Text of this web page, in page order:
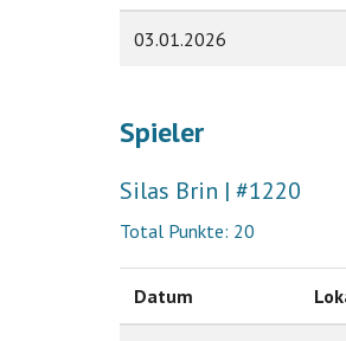
03.01.2026
Spieler
Silas Brin | #1220
Total Punkte: 20
Datum